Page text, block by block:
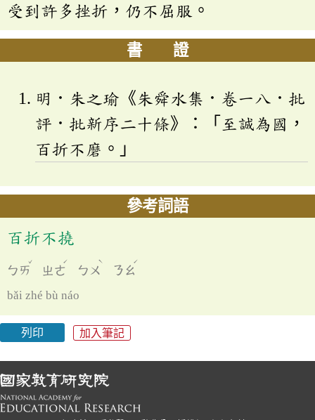
受到許多挫折，仍不屈服。
書 證
明．朱之瑜《朱舜水集．卷一八．批
評．批新序二十條》：「至誠為國，
百折不磨。」
參考詞語
百折不撓
ㄅㄞ
ˇ
ㄓㄜ
ˊ
ㄅㄨ
ˋ
ㄋㄠ
ˊ
bǎi zhé bù náo
列印 加入筆記